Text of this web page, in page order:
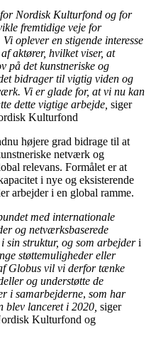
Nordisk Kulturfond og for
fremtidige veje for
oplever en stigende interesse
aktører, hvilket viser, at
på det kunstneriske og
bidrager til vigtig viden og
Vi er glade for, at vi nu kan
dette vigtige arbejde, siger
Kulturfond
højere grad bidrage til at
netværk og
relevans. Formålet er at
i nye og eksisterende
arbejder i en global ramme.
med internationale
og netværksbaserede
sin struktur, og som arbejderi
støttemuligheder eller
Globus vil vi derfor tænke
og understøtte de
i samarbejderne, som har
blev lanceret i 2020 siger
Kulturfond og